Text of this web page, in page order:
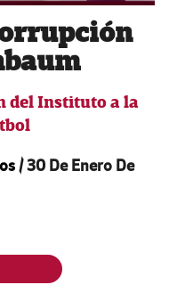
del Instituto a la
/30 De Enero De